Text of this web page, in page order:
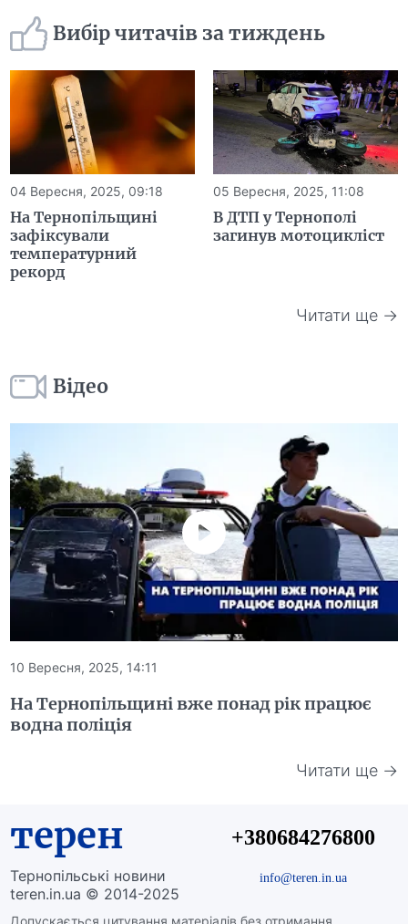
Вибір читачів за тиждень
04 Вересня, 2025, 09:18
На Тернопільщині
зафіксували
температурний
рекорд
05 Вересня, 2025, 11:08
В ДТП у Тернополі
загинув мотоцикліст
Читати ще →
Відео
10 Вересня, 2025, 14:11
На Тернопільщині вже понад рік працює
водна поліція
Читати ще →
терен
Тернопільські новини
teren.in.ua © 2014-2025
+380684276800
info@teren.in.ua